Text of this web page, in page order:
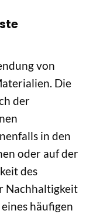
von
Die
der
in den
oder auf der
des
Nachhaltigkeit
häufigen